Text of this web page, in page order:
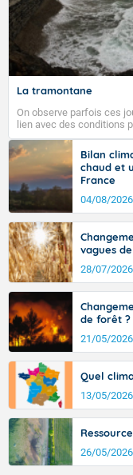
La tramontane
On observe parfois ces
lien avec des conditions
tramontane ? Quelles
vent turbulent soufflant
ouest, dans un secteur
l’ouest de l’Hérault.
signifiant au-delà des
d’où provient ce vent.
Bilan
chaud et
France
04/08/2026
vagues
28/07/2026
de forêt ?
21/05/2026
Quel
13/05/2026
26/05/2026